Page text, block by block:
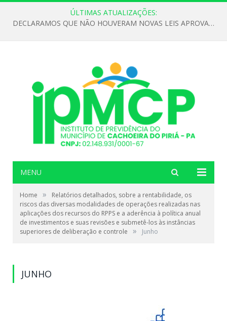
ÚLTIMAS ATUALIZAÇÕES:
DECLARAMOS QUE NÃO HOUVERAM NOVAS LEIS APROVADAS ATÉ O MOMENTO PARA O INSTITUTO DE PREVIDÊNCIA NO ANO DE 2026
MENU
Home »
Relatórios detalhados, sobre a rentabilidade, os
riscos das diversas modalidades de operações realizadas nas
aplicações dos recursos do RPPS e a aderência à política anual
de investimentos e suas revisões e submetê-los às instâncias
superiores de deliberação e controle
» Junho
JUNHO